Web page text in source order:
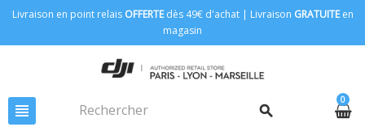
Livraison en point relais OFFERTEdès 49€ d'achat | Livraison GRATUITEen
magasin
view_headline search
0